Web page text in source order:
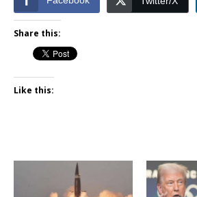
Share this:
Like this: